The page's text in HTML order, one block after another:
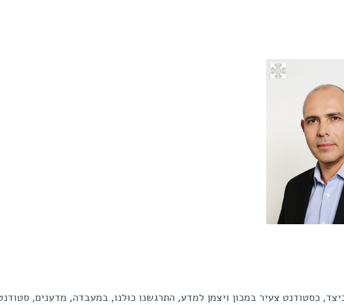
כסטודנט צעיר במכון ויצמן למדע, התרגשנו כולנו, במעבדה, מדענים,